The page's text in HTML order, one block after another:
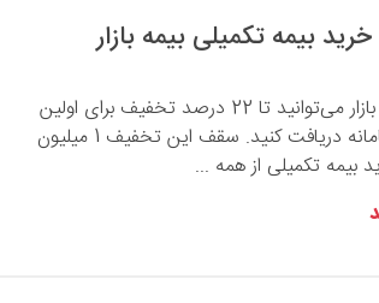
با وارد کردن این کد تخفیف بیمه بازار می‌توانید تا 22 درصد تخفیف برای اولین
خرید بیمه تکمیلی خود از این سامانه دریافت کنید. سقف این تخفیف 1 میلیون
بیمه تکمیلی از همه ...